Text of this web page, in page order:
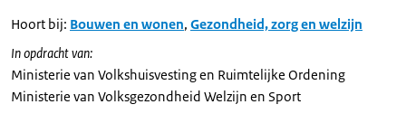
Hoort bij: Bouwen en wonen, Gezondheid, zorg en welzijn
In opdracht van:
Ministerie van Volkshuisvesting en Ruimtelijke Ordening
Ministerie van Volksgezondheid Welzijn en Sport